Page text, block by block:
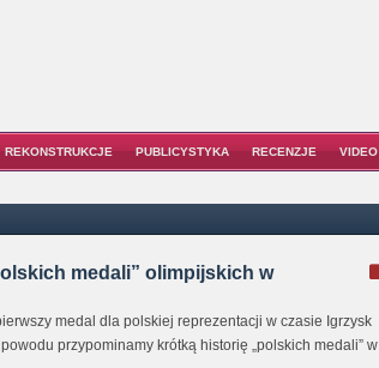
REKONSTRUKCJE PUBLICYSTYKA RECENZJE VIDEO
medali” olimpijskich w
medal dla polskiej reprezentacji w czasie Igrzysk
przypominamy krótką historię „polskich medali” w